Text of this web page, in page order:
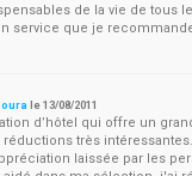
de la vie de tous
service que je
le13/08/2011
d’hôtel qui offre un
réductions très
laissée par les